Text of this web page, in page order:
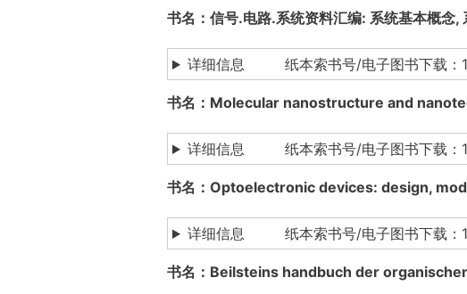
书名：信号.电路.系统资料汇编: 系统基本
详细信息 纸本索书号/电子图书下载：
书名：Molecular nanostructure and
详细信息 纸本索书号/电子图书下载：
书名：Optoelectronic devices: design,
详细信息 纸本索书号/电子图书下载：
书名：Beilsteins handbuch der